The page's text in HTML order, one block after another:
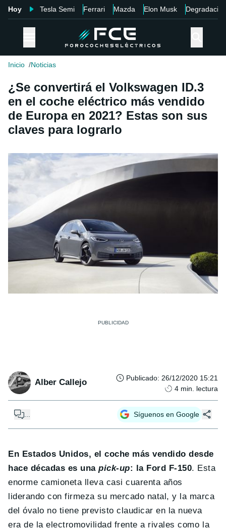
Hoy Tesla Semi Ferrari Mazda Elon Musk Degradación
Inicio Noticias
¿Se convertirá el Volkswagen ID.3
en el coche eléctrico más vendido
de Europa en 2021? Estas son sus
claves para lograrlo
Alber Callejo Publicado: 26/12/2020 15:21
4 min. lectura
Síguenos en Google
En Estados Unidos, el coche más vendido desde
hace décadas es unapick-up: la Ford F-150. Esta
enorme camioneta lleva casi cuarenta años
liderando con firmeza su mercado natal, y la marca
del óvalo no tiene previsto claudicar en la nueva
era de la electromovilidad frente a rivales como la